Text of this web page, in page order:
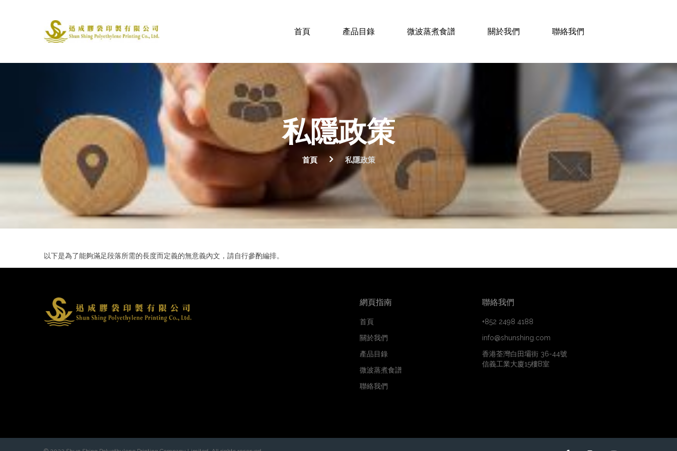
首頁 產品目錄 微波蒸煮食譜 關於我們 聯絡我們
私隱政策
首頁 私隱政策
以下是為了能夠滿足段落所需的長度而定義的無意義內文，請自行參酌編排。
網頁指南
首頁
關於我們
產品目錄
微波蒸煮食譜
聯絡我們
聯絡我們
+852 2498 4188
info@shunshing.com
香港荃灣白田壩街 36-44號
信義工業大廈15樓B室